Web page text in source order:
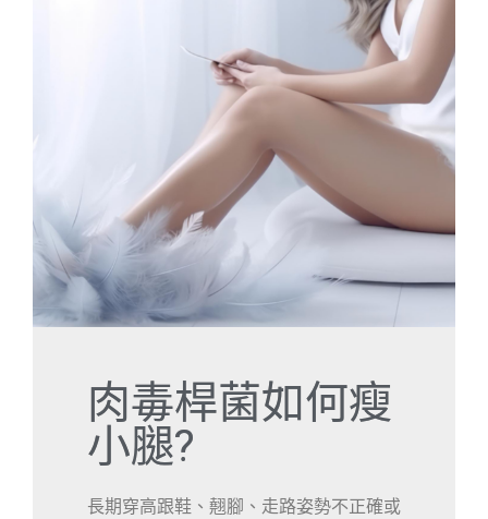
肉毒桿菌如何瘦
小腿?
長期穿高跟鞋、翹腳、走路姿勢不正確或